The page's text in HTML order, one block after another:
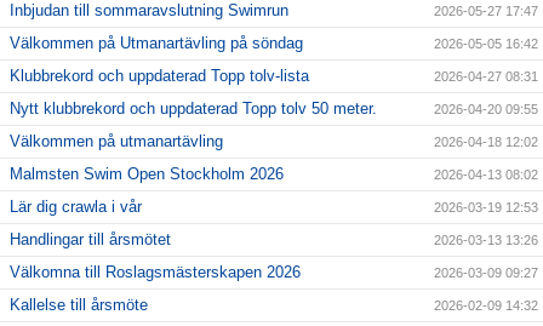
Inbjudan till sommaravslutning Swimrun 2026-05-27 17:47
Välkommen på Utmanartävling på söndag 2026-05-05 16:42
Klubbrekord och uppdaterad Topp tolv-lista 2026-04-27 08:31
Nytt klubbrekord och uppdaterad Topp tolv 50 meter. 2026-04-20 09:55
Välkommen på utmanartävling 2026-04-18 12:02
Malmsten Swim Open Stockholm 2026 2026-04-13 08:02
Lär dig crawla i vår 2026-03-19 12:53
Handlingar till årsmötet 2026-03-13 13:26
Välkomna till Roslagsmästerskapen 2026 2026-03-09 09:27
Kallelse till årsmöte 2026-02-09 14:32